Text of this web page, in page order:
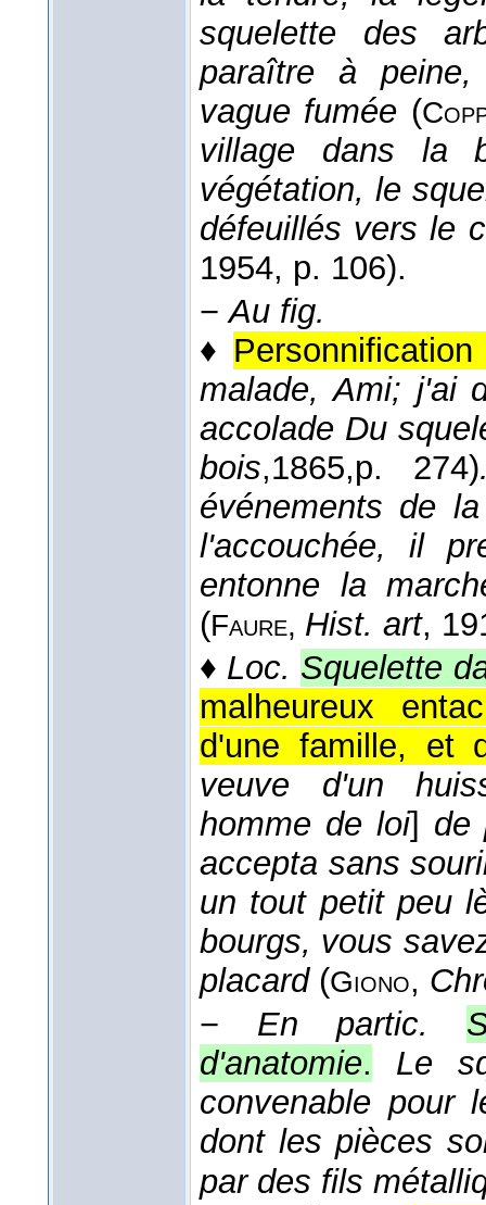
squelette des
paraître à
vague fumée (
village dans la
végétation, le
défeuillés vers le
1954, p. 106).
−Au fig.
♦
malade, Ami; j'ai
accolade Du
bois,1865,p. 274)
événements de
l'accouchée, il
entonne la
(Faure, Hist. art,
♦ Loc. Squelette
malheureux
d'une famille, et
veuve d'un
homme de loi] de
accepta sans
un tout petit peu
bourgs, vous
placard(Giono,
− En partic.
d'anatomie.
Le
convenable pour
dont les pièces
par des fils